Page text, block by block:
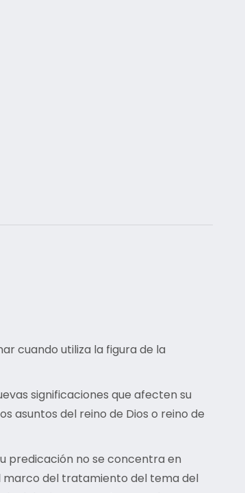
cuando utiliza la figura de la
significaciones que afecten su
asuntos del reino de Dios o reino de
predicación no se concentra en
marco del tratamiento del tema del